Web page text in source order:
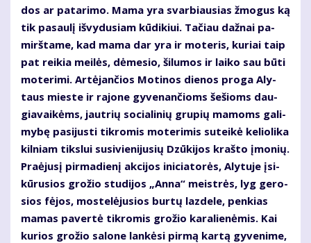
dos ar pa­ta­ri­mo. Ma­ma yra svar­biau­sias žmo­gus ką
tik pa­sau­lį iš­vy­du­siam kū­di­kiui. Ta­čiau daž­nai pa­
mirš­ta­me, kad ma­ma dar yra ir mo­te­ris, ku­riai taip
pat rei­kia mei­lės, dė­me­sio, ši­lu­mos ir lai­ko sau bū­ti
mo­te­ri­mi. Ar­tė­jan­čios Mo­ti­nos die­nos pro­ga Aly­
taus mies­te ir ra­jo­ne gy­ve­nan­čioms še­šioms dau­
gia­vai­kėms, jaut­rių so­cia­li­nių gru­pių ma­moms ga­li­
my­bę pa­si­jus­ti tik­ro­mis mo­te­ri­mis su­tei­kė ke­lio­li­ka
kil­niam tiks­lui su­si­vie­ni­ju­sių Dzū­ki­jos kraš­to įmo­nių.
Pra­ėju­sį pir­ma­die­nį ak­ci­jos ini­cia­to­rės, Aly­tu­je įsi­
kū­ru­sios gro­žio stu­di­jos „An­na“ meist­rės, lyg ge­ro­
sios fė­jos, mos­te­lė­ju­sios bur­tų laz­de­le, pen­kias
ma­mas pa­ver­tė tik­ro­mis gro­žio ka­ra­lie­nė­mis. Kai
ku­rios gro­žio sa­lo­ne lan­kė­si pir­mą kar­tą gy­ve­ni­me,